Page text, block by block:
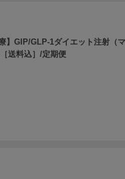
】GIP/GLP-1ダイエット注射（
送料込］/定期便